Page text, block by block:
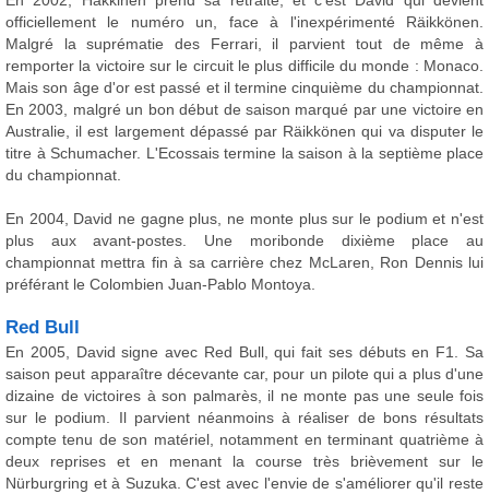
officiellement le numéro un, face à l'inexpérimenté Räikkönen.
Malgré la suprématie des Ferrari, il parvient tout de même à
remporter la victoire sur le circuit le plus difficile du monde : Monaco.
Mais son âge d'or est passé et il termine cinquième du championnat.
En 2003, malgré un bon début de saison marqué par une victoire en
Australie, il est largement dépassé par Räikkönen qui va disputer le
titre à Schumacher. L'Ecossais termine la saison à la septième place
du championnat.
En 2004, David ne gagne plus, ne monte plus sur le podium et n'est
plus aux avant-postes. Une moribonde dixième place au
championnat mettra fin à sa carrière chez McLaren, Ron Dennis lui
préférant le Colombien Juan-Pablo Montoya.
Red Bull
En 2005, David signe avec Red Bull, qui fait ses débuts en F1. Sa
saison peut apparaître décevante car, pour un pilote qui a plus d'une
dizaine de victoires à son palmarès, il ne monte pas une seule fois
sur le podium. Il parvient néanmoins à réaliser de bons résultats
compte tenu de son matériel, notamment en terminant quatrième à
deux reprises et en menant la course très brièvement sur le
Nürburgring et à Suzuka. C'est avec l'envie de s'améliorer qu'il reste